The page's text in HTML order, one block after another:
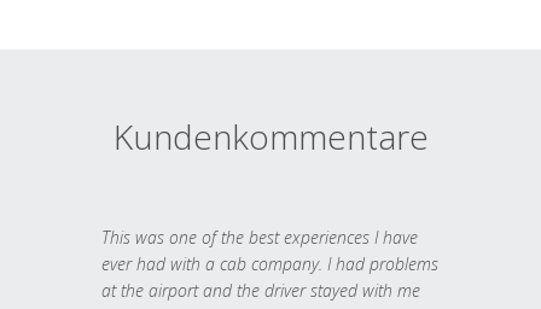
Kundenkommentare
This was one of the best experiences I have
ever had with a cab company. I had problems
at the airport and the driver stayed with me